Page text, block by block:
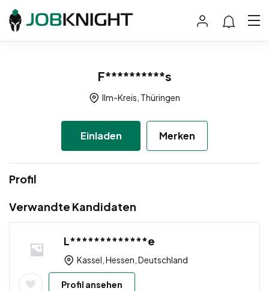
F**********s
Ilm-Kreis, Thüringen
Einladen Merken
Profil
Verwandte Kandidaten
L*************e
Kassel, Hessen, Deutschland
Profil ansehen